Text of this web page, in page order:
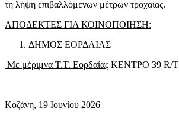
τη λήψη επιβαλλόμενων μέτρων τροχαίας.
ΑΠΟΔΕΚΤΕΣ ΓΙΑ ΚΟΙΝΟΠΟΙΗΣΗ:
ΔΗΜΟΣ ΕΟΡΔΑΙΑΣ
Με μέριμνα Τ.Τ. Εορδαίας ΚΕΝΤΡΟ 39 R/T
Κοζάνη, 19 Ιουνίου 2026